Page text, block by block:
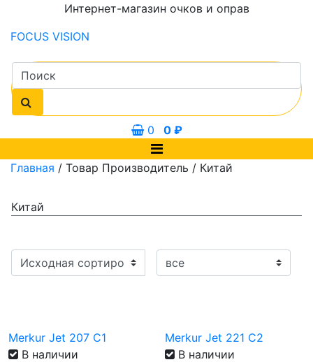
Интернет-магазин очков и оправ
FOCUS VISION
0 0 ₽
Главная / Товар Производитель / Китай
Китай
Merkur Jet 207 C1
В наличии
Merkur Jet 221 C2
В наличии